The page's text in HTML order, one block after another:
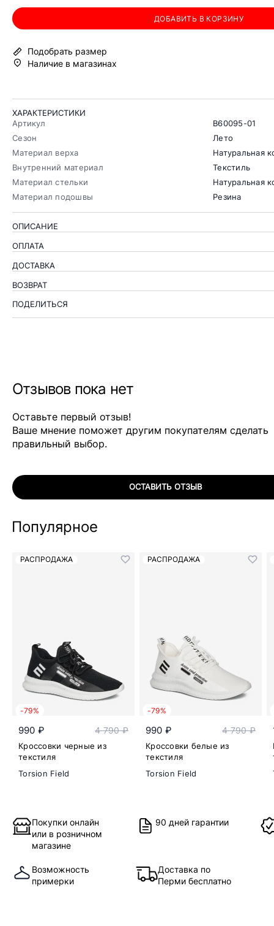
ДОБАВИТЬ В КОРЗИНУ
Подобрать размер
Наличие в магазинах
ХАРАКТЕРИСТИКИ
Артикул
B60095-01
Сезон
Лето
Материал верха
Натуральная
Внутренний материал
Текстиль
Материал стельки
Натуральная
Материал подошвы
Резина
ОПИСАНИЕ
ОПЛАТА
ДОСТАВКА
ВОЗВРАТ
ПОДЕЛИТЬСЯ
Отзывов пока нет
Оставьте первый отзыв!
Ваше мнение поможет другим покупателям сделать
правильный выбор.
ОСТАВИТЬ ОТЗЫВ
Популярное
РАСПРОДАЖА
-79%
990 ₽ 4 790 ₽
Кроссовки черные из
текстиля
Torsion Field
РАСПРОДАЖА
-79%
990 ₽ 4 790 ₽
Кроссовки белые из
текстиля
Torsion Field
Покупки онлайн
или в розничном
магазине
90 дней гарантии
Возможность
примерки
Доставка по
Перми бесплатно